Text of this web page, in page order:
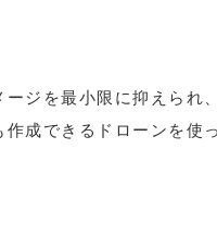
ージを最小限に抑えられ
作成できるドローンを使